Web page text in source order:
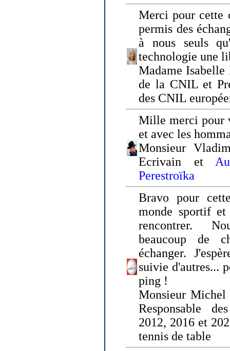
Merci pour cette
permis des
à nous seuls
technologie une
Madame Isabelle
de la CNIL et
des CNIL
Mille merci pour
et avec les
Monsieur
Ecrivain et
Perestroïka
Bravo pour
monde sportif
rencontrer.
beaucoup de
échanger.
suivie d'autres...
ping !
Monsieur
Responsable
2012, 2016 et
tennis de table